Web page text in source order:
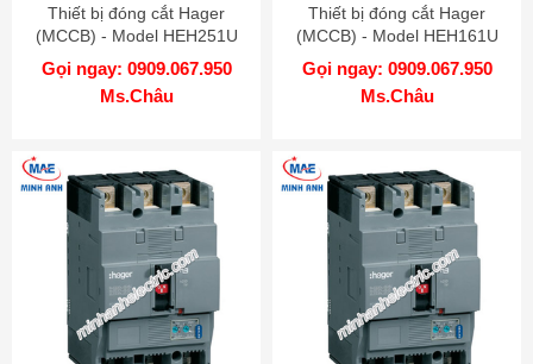
Thiết bị đóng cắt Hager
(MCCB) - Model HEH251U
Gọi ngay: 0909.067.950
Ms.Châu
Thiết bị đóng cắt Hager
(MCCB) - Model HEH161U
Gọi ngay: 0909.067.950
Ms.Châu